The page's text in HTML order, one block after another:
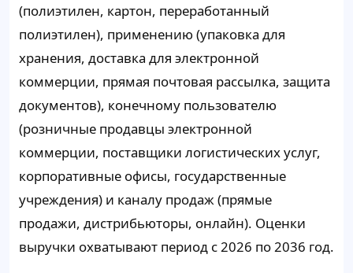
(полиэтилен, картон, переработанный
полиэтилен), применению (упаковка для
хранения, доставка для электронной
коммерции, прямая почтовая рассылка, защита
документов), конечному пользователю
(розничные продавцы электронной
коммерции, поставщики логистических услуг,
корпоративные офисы, государственные
учреждения) и каналу продаж (прямые
продажи, дистрибьюторы, онлайн). Оценки
выручки охватывают период с 2026 по 2036 год.